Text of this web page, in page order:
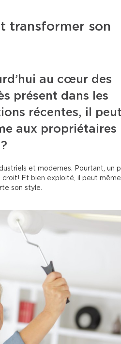
transformer son
au cœur des
présent dans les
récentes, il peut
aux propriétaires
et modernes. Pourtant, un
croit! Et bien exploité, il peut
son style.